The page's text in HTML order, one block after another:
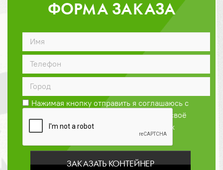
ФОРМА ЗАКАЗА
Нажимая кнопку отправить я соглашаюсь с
и даю своё
согласие на обработку персональных
ЗАКАЗАТЬ КОНТЕЙНЕР